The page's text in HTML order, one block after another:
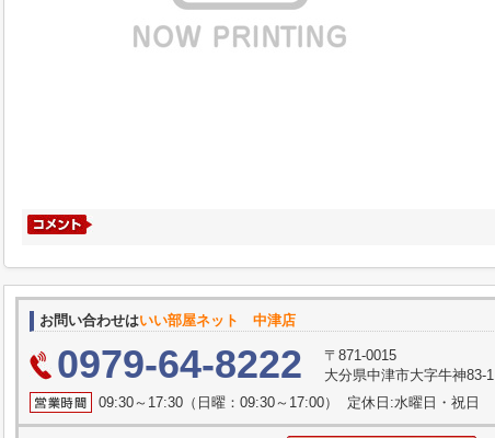
お問い合わせはいい部屋ネット 中津店
0979-64-8222
〒871-0015
大分県中津市大字牛神83-
09:30～17:30（日曜：09:30～17:00） 定休日:水曜日・祝日